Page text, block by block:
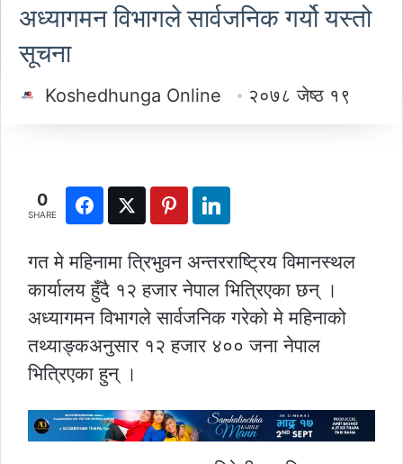
अध्यागमन विभागले सार्वजनिक गर्यो यस्तो
सूचना
Koshedhunga Online २०७८ जेष्ठ १९
0
SHARE
गत मे महिनामा त्रिभुवन अन्तरराष्ट्रिय विमानस्थल
कार्यालय हुँदै १२ हजार नेपाल भित्रिएका छन् ।
अध्यागमन विभागले सार्वजनिक गरेको मे महिनाको
तथ्याङ्कअनुसार १२ हजार ४०० जना नेपाल
भित्रिएका हुन् ।